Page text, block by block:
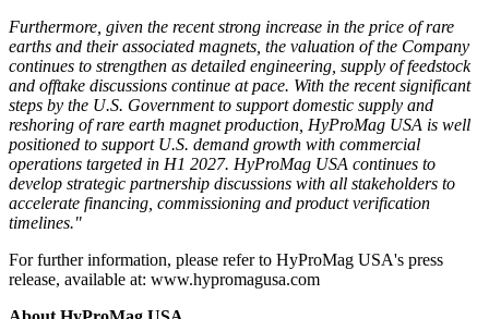
Furthermore, given the recent strong increase in the price of rare
earths and their associated magnets, the valuation of the Company
continues to strengthen as detailed engineering, supply of feedstock
and offtake discussions continue at pace. With the recent significant
steps by the U.S. Government to support domestic supply and
reshoring of rare earth magnet production, HyProMag USA is well
positioned to support U.S. demand growth with commercial
operations targeted in H1 2027. HyProMag USA continues to
develop strategic partnership discussions with all stakeholders to
accelerate financing, commissioning and product verification
timelines."
For further information, please refer to HyProMag USA's press
release, available at: www.hypromagusa.com